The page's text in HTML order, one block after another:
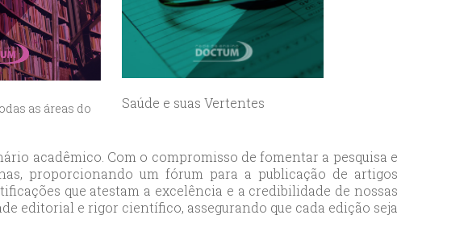
as áreas do
Saúde e suas Vertentes
acadêmico. Com o compromisso de fomentar a pesquisa e
proporcionando um fórum para a publicação de artigos
que atestam a excelência e a credibilidade de nossas
editorial e rigor científico, assegurando que cada edição seja